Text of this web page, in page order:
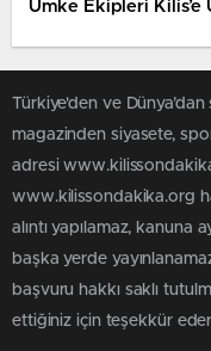
Umke Ekipleri Kilis’e
Türkiye'den ve
magazinden siyasete,
adresi
www.kilissondakika.org
alıntı yapılamaz, kanuna
başka yerde
başvuru hakkı saklı
ettiğiniz için teşekkür